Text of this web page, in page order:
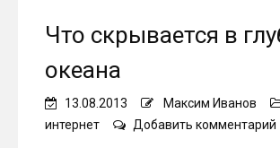
Что скрывается в
океана
13.08.2013
Максим Иванов
интернет
Добавить комментарий